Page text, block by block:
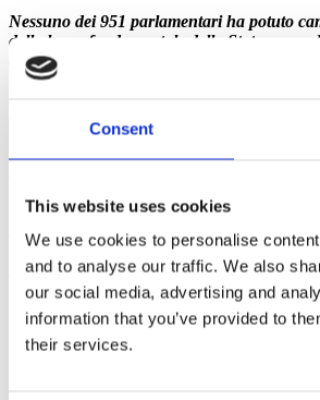
Consent
This website uses cookies
We use cookies to personalise
and to analyse our traffic. We also
our social media, advertising and
information that you’ve provided to
their services.
Nessuno dei 951 parlamentari ha potuto
della legge fondamentale dello Stato:
anchegermi di autoritarismo?
il Parlamento. È una clamorosa e
approvata una legge senza conoscerne il
contrappesi e so che dobbiamo ridare un
aspetterei lo stesso stile, ma invano, da chi in
di “terrorismo”. E me lo aspetterei anche da
prossimi giorni convocherà al Viminale i
che lui stesso intonava cori razzisti contro i
Uno strappo istituzionale consumato nella
intellighenzia…